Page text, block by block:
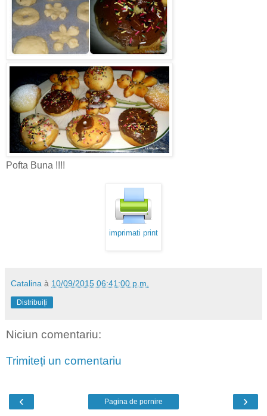
Pofta Buna !!!!
imprimati print
Catalina à 10/09/2015 06:41:00 p.m.
Distribuiți
Niciun comentariu:
Trimiteți un comentariu
‹ ›
Pagina de pornire